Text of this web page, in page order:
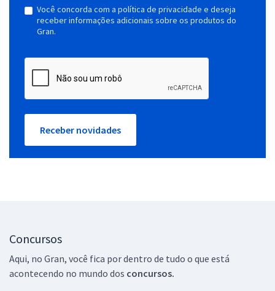
Você concorda com a política de privacidade e deseja
receber informações adicionais sobre os produtos do
Gran.
Receber novidades
Concursos
Aqui, no Gran, você fica por dentro de tudo o que está
acontecendo no mundo dos concursos.